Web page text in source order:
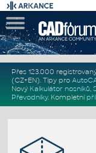
Přes 123.000
(CZ+EN). Tipy pro
Nový Kalkulátor nosníků,
Převodníky. Kompletní